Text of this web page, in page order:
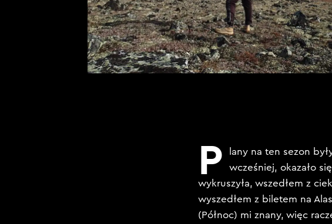
P
lany na ten sezon
wcześniej, okazało
wykruszyła, wszedłem z
wyszedłem z biletem na
(Północ) mi znany, więc